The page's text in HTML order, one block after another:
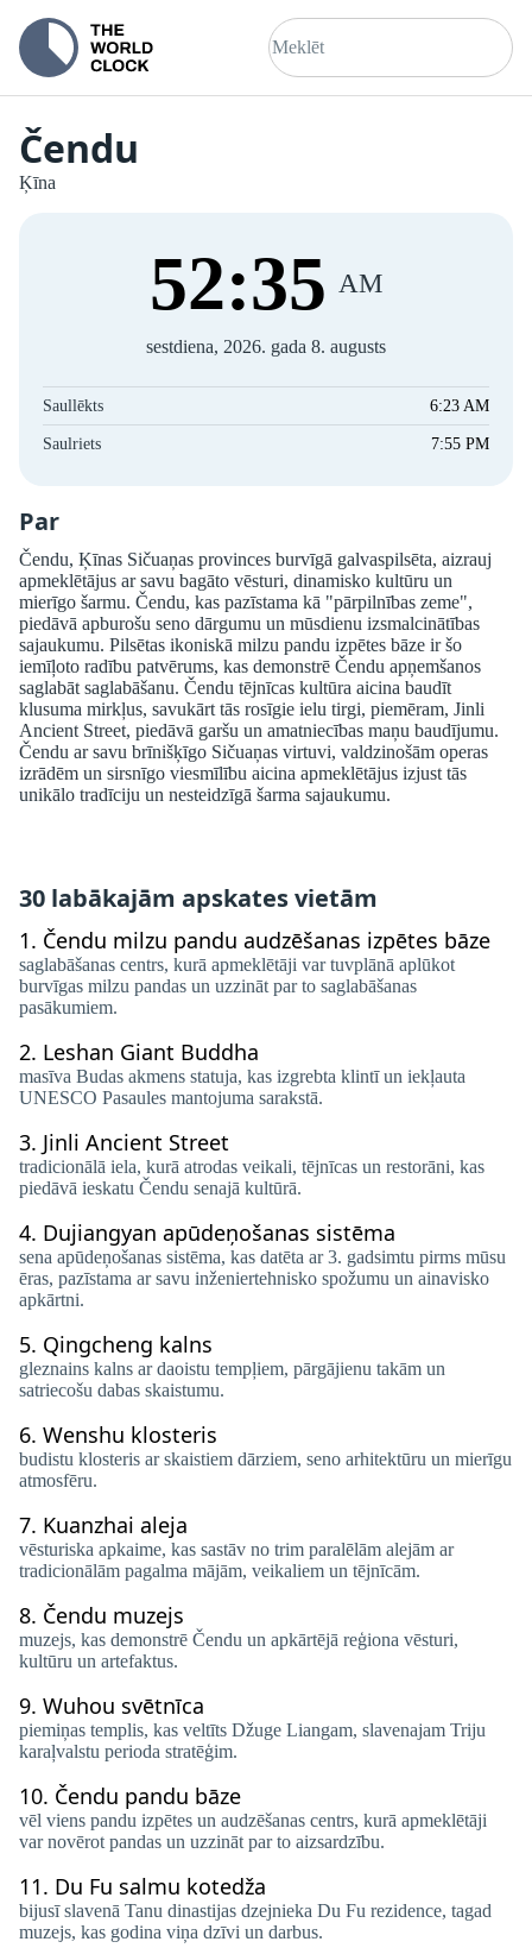
Čendu
Ķīna
52:35 AM
sestdiena, 2026. gada 8. augusts
Saullēkts 6:23 AM
Saulriets 7:55 PM
Par
Čendu, Ķīnas Sičuaņas provinces burvīgā galvaspilsēta, aizrauj
apmeklētājus ar savu bagāto vēsturi, dinamisko kultūru un
mierīgo šarmu. Čendu, kas pazīstama kā "pārpilnības zeme",
piedāvā apburošu seno dārgumu un mūsdienu izsmalcinātības
sajaukumu. Pilsētas ikoniskā milzu pandu izpētes bāze ir šo
iemīļoto radību patvērums, kas demonstrē Čendu apņemšanos
saglabāt saglabāšanu. Čendu tējnīcas kultūra aicina baudīt
klusuma mirkļus, savukārt tās rosīgie ielu tirgi, piemēram, Jinli
Ancient Street, piedāvā garšu un amatniecības maņu baudījumu.
Čendu ar savu brīnišķīgo Sičuaņas virtuvi, valdzinošām operas
izrādēm un sirsnīgo viesmīlību aicina apmeklētājus izjust tās
unikālo tradīciju un nesteidzīgā šarma sajaukumu.
30 labākajām apskates vietām
1. Čendu milzu pandu audzēšanas izpētes bāze
saglabāšanas centrs, kurā apmeklētāji var tuvplānā aplūkot
burvīgas milzu pandas un uzzināt par to saglabāšanas
pasākumiem.
2. Leshan Giant Buddha
masīva Budas akmens statuja, kas izgrebta klintī un iekļauta
UNESCO Pasaules mantojuma sarakstā.
3. Jinli Ancient Street
tradicionālā iela, kurā atrodas veikali, tējnīcas un restorāni, kas
piedāvā ieskatu Čendu senajā kultūrā.
4. Dujiangyan apūdeņošanas sistēma
sena apūdeņošanas sistēma, kas datēta ar 3. gadsimtu pirms mūsu
ēras, pazīstama ar savu inženiertehnisko spožumu un ainavisko
apkārtni.
5. Qingcheng kalns
gleznains kalns ar daoistu tempļiem, pārgājienu takām un
satriecošu dabas skaistumu.
6. Wenshu klosteris
budistu klosteris ar skaistiem dārziem, seno arhitektūru un mierīgu
atmosfēru.
7. Kuanzhai aleja
vēsturiska apkaime, kas sastāv no trim paralēlām alejām ar
tradicionālām pagalma mājām, veikaliem un tējnīcām.
8. Čendu muzejs
muzejs, kas demonstrē Čendu un apkārtējā reģiona vēsturi,
kultūru un artefaktus.
9. Wuhou svētnīca
piemiņas templis, kas veltīts Džuge Liangam, slavenajam Triju
karaļvalstu perioda stratēģim.
10. Čendu pandu bāze
vēl viens pandu izpētes un audzēšanas centrs, kurā apmeklētāji
var novērot pandas un uzzināt par to aizsardzību.
11. Du Fu salmu kotedža
bijusī slavenā Tanu dinastijas dzejnieka Du Fu rezidence, tagad
muzejs, kas godina viņa dzīvi un darbus.